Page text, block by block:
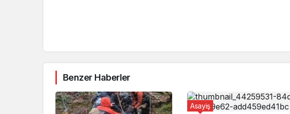
Benzer Haberler
Asayiş